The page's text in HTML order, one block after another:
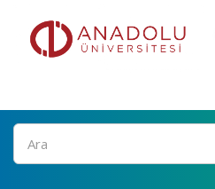
Ara